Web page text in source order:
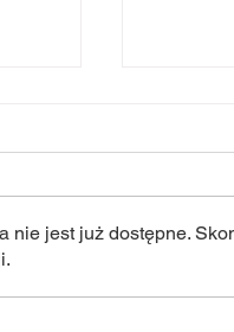
-
XXXVI
nie jest już dostępne.